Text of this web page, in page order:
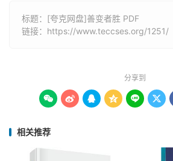
标题：[夸克网盘]善变者胜 PDF
链接： https://www.teccses.org/1251/
分享到
     
相关推荐